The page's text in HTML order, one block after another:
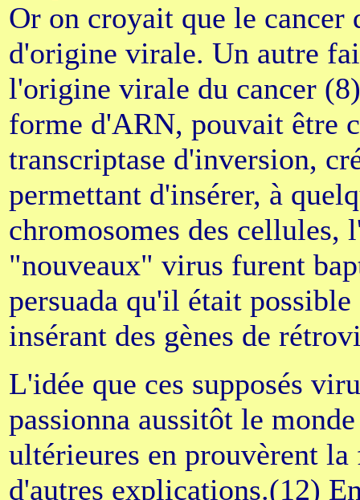
Or on croyait que le
d'origine virale. Un autre
l'origine virale du cancer
forme d'ARN, pouvait être
transcriptase d'inversion,
permettant d'insérer, à
chromosomes des cellules,
"nouveaux" virus furent
persuada qu'il était
insérant des gènes de
L'idée que ces supposés
passionna aussitôt le
ultérieures en prouvèrent la
d'autres explications.(12)